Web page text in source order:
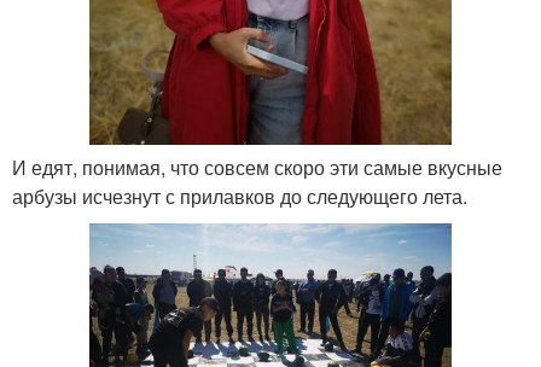
И едят, понимая, что совсем скоро эти самые вкусные
арбузы исчезнут с прилавков до следующего лета.